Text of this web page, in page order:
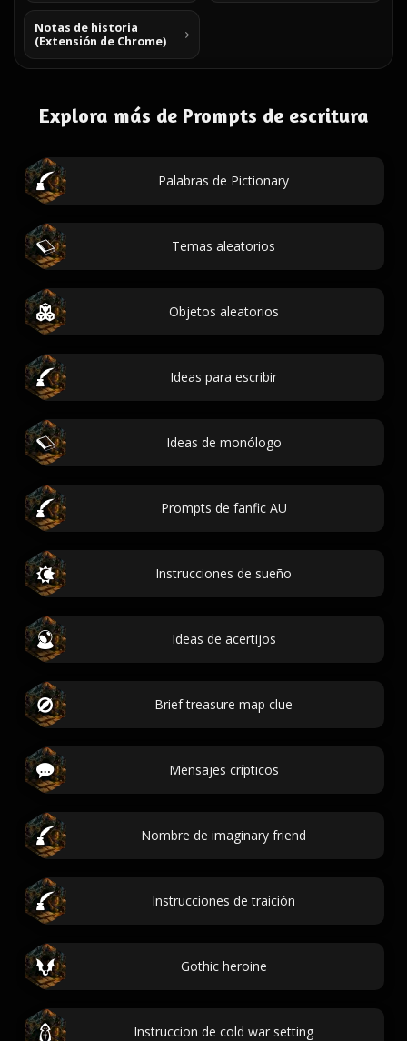
Notas de historia
(Extensión de Chrome)
Explora más de Prompts de escritura
Palabras de Pictionary
Temas aleatorios
Objetos aleatorios
Ideas para escribir
Ideas de monólogo
Prompts de fanfic AU
Instrucciones de sueño
Ideas de acertijos
Brief treasure map clue
Mensajes crípticos
Nombre de imaginary friend
Instrucciones de traición
Gothic heroine
Instruccion de cold war setting